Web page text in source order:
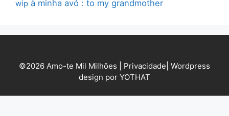
wip à minha avó : to my grandmother
©2026 Amo-te Mil Milhões | Privacidade Wordpress
design por YOTHAT